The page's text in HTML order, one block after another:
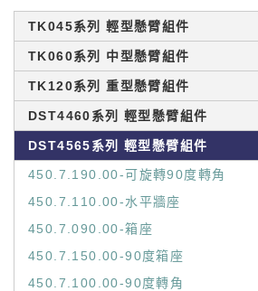
TK045系列 輕型懸臂組件
TK060系列 中型懸臂組件
TK120系列 重型懸臂組件
DST4460系列 輕型懸臂組件
DST4565系列 輕型懸臂組件
450.7.190.00-可旋轉90度轉角
450.7.110.00-水平牆座
450.7.090.00-箱座
450.7.150.00-90度箱座
450.7.100.00-90度轉角